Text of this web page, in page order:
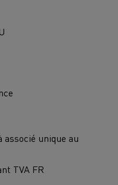
unique au
TVA FR